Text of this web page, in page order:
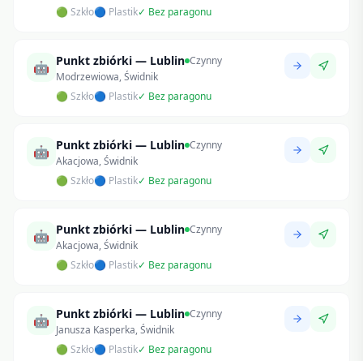
🟢 Szkło🔵 Plastik✓ Bez paragonu
🤖 Punkt zbiórki — Lublin Czynny
Modrzewiowa, Świdnik
🟢 Szkło🔵 Plastik✓ Bez paragonu
🤖 Punkt zbiórki — Lublin Czynny
Akacjowa, Świdnik
🟢 Szkło🔵 Plastik✓ Bez paragonu
🤖 Punkt zbiórki — Lublin Czynny
Akacjowa, Świdnik
🟢 Szkło🔵 Plastik✓ Bez paragonu
🤖 Punkt zbiórki — Lublin Czynny
Janusza Kasperka, Świdnik
🟢 Szkło🔵 Plastik✓ Bez paragonu